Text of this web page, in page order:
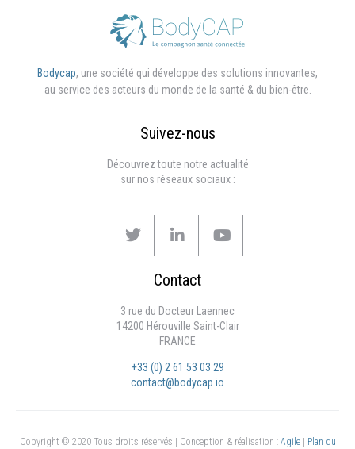
Bodycap, une société qui développe des solutions innovantes,
au service des acteurs du monde de la santé & du bien-être.
Suivez-nous
Découvrez toute notre actualité
sur nos réseaux sociaux :
Contact
3 rue du Docteur Laennec
14200 Hérouville Saint-Clair
FRANCE
+33 (0) 2 61 53 03 29
contact@bodycap.io
Copyright © 2020 Tous droits réservés | Conception & réalisation : Agile| Plan du